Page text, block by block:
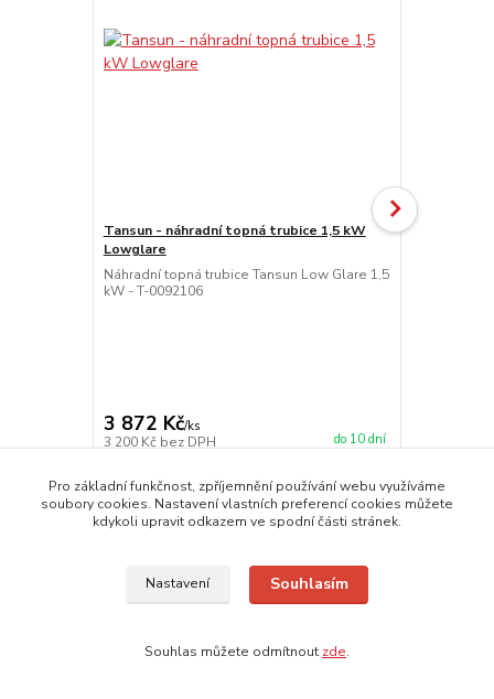
Tansun - náhradní topná trubice 1,5 kW
Lowglare
Náhradní topná trubice Tansun Low Glare 1,5
kW - T-0092106
3 872 Kč/ks
3 200 Kč bez DPH do 10 dní
Přidat do košíku
Tansun
Zboží zařazeno v kategoriích
Pro základní funkčnost, zpříjemnění používání webu využíváme
soubory cookies. Nastavení vlastních preferencí cookies můžete
kdykoli upravit odkazem ve spodní části stránek.
Nastavení Souhlasím
Souhlas můžete odmítnout zde.